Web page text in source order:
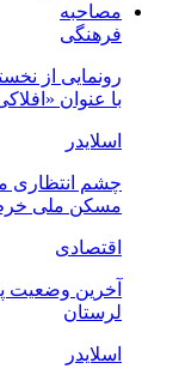
مصاحبه
فرهنگی
رونمایی از
با عنوان
اسلایدر
مسکن ملی خرم
اقتصادی
آخرین وضعیت
لرستان
اسلایدر